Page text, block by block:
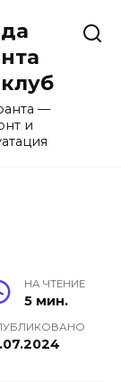
—
и
НА ЧТЕНИЕ
5 мин.